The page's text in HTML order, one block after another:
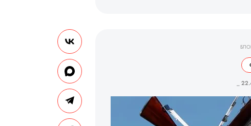
_